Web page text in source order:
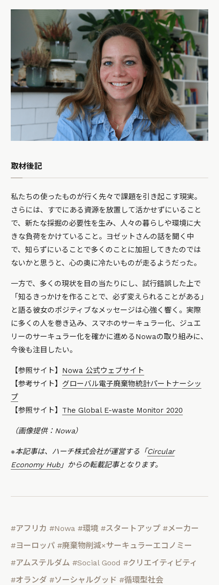
取材後記
私たちの使ったものが行く先々で課題を引き起こす現実。
さらには、すでにある資源を放置して活かせずにいること
で、新たな採掘の必要性を生み、人々の暮らしや環境に大
きな負荷をかけていること。ヨゼットさんの話を聞く中
で、知らずにいることで多くのことに加担してきたのでは
ないかと思うと、心の奥に冷たいものが走るようだった。
一方で、多くの現状を目の当たりにし、試行錯誤した上で
「知るきっかけを作ることで、必ず変えられることがある」
と語る彼女のポジティブなメッセージは心強く響く。実際
に多くの人を巻き込み、スマホのサーキュラー化、ジュエ
リーのサーキュラー化を確かに進めるNowaの取り組みに、
今後も注目したい。
【参照サイト】 Nowa 公式ウェブサイト
【参考サイト】 グローバル電子廃棄物統計パートナーシッ
プ
【参照サイト】 The Global E-waste Monitor 2020
（画像提供：Nowa）
※本記事は、ハーチ株式会社が運営する「Circular
Economy Hub」からの転載記事となります。
#アフリカ #Nowa #環境 #スタートアップ #メーカー
#ヨーロッパ #廃棄物削減×サーキュラーエコノミー
#アムステルダム #Social Good #クリエイティビティ
#オランダ #ソーシャルグッド #循環型社会